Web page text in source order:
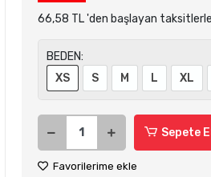
66,58 TL 'den başlayan taksitlerle
BEDEN:
XS
S M L XL
Sepete
Favorilerime ekle